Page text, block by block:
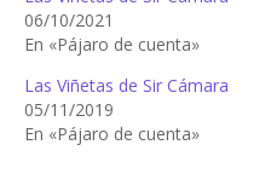
06/10/2021
En «Pájaro de cuenta»
Las Viñetas de Sir Cámara
05/11/2019
En «Pájaro de cuenta»